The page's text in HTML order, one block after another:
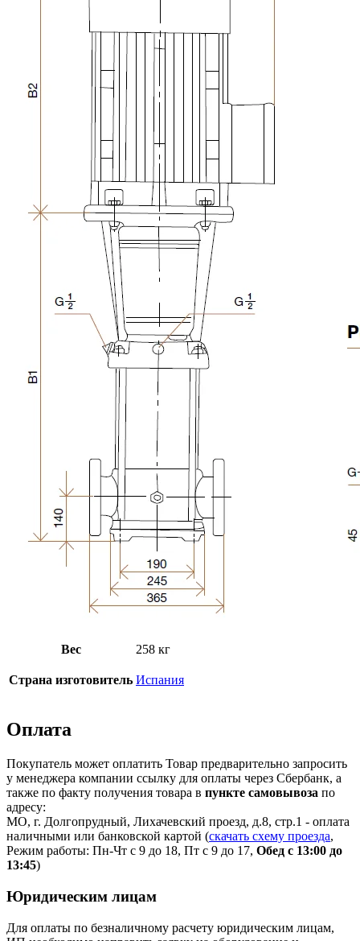
Вес 258 кг
Страна изготовитель Испания
Оплата
Покупатель может оплатить Товар предварительно запросить
у менеджера компании ссылку для оплаты через Сбербанк, а
также по факту получения товара в пункте самовывоза по
адресу:
МО, г. Долгопрудный, Лихачевский проезд, д.8, стр.1 - оплата
наличными или банковской картой (скачать схему проезда,
Режим работы: Пн-Чт с 9 до 18, Пт с 9 до 17, Обед с 13:00 до
13:45)
Юридическим лицам
Для оплаты по безналичному расчету юридическим лицам,